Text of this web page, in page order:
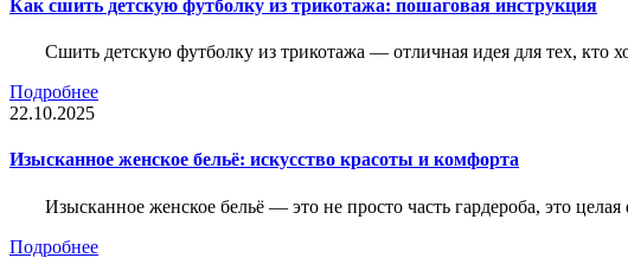
Как сшить детскую футболку из трикотажа: пошаговая инструкция
Сшить детскую футболку из трикотажа — отличная идея для тех, кто
Подробнее
22.10.2025
Изысканное женское бельё: искусство красоты и комфорта
Изысканное женское бельё — это не просто часть гардероба, это
Подробнее